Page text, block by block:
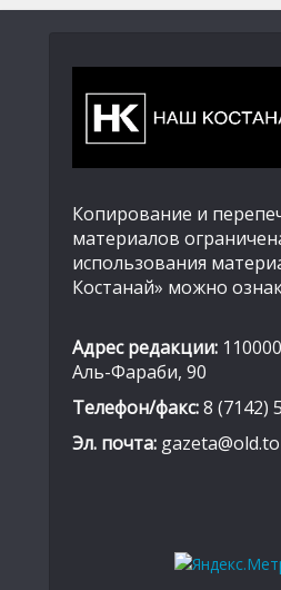
Копирование и
материалов
использования
Костанай» можно
Адрес редакции:
Аль-Фараби, 90
Телефон/факс:8 (7142)
Эл. почта: